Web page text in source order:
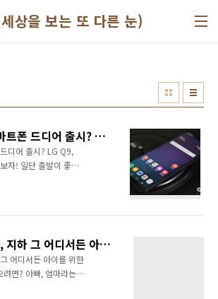
상을 보는 또 다른 눈)
개념찬 중저가 스마트폰 드디어 출시? LG Q9, 가장 궁금한 배터리부터 보자!
디어 출시? LG Q9,
자! 일단 출발이 좋다.
출시한 Q9이 예상
년 제대로 된 한방을
이 뭐길래? LG전자의
드웨어에 쿼드DAC,
레이, 방수방진, 밀스
캠핑장, 고속도로, 지하 그 어디서든 아이를 위한 유튜브 영상이 흘러 나오려면?
어디서든 아이를 위한
면? 아빠, 엄마라는
시간은 커녕 편안히